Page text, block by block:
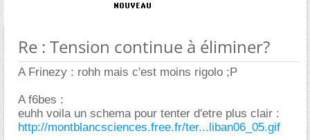
Re : Tension continue à éliminer?
A Frinezy : rohh mais c'est moins rigolo ;P
A f6bes :
euhh voila un schema pour tenter d'etre plus clair :
http://montblancsciences.free.fr/ter...liban06_05.gif